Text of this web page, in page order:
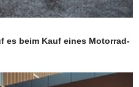
es beim Kauf eines Motorrad-